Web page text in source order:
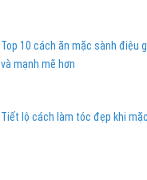
Top 10 cách ăn mặc sành điệu
và mạnh mẽ hơn
Tiết lộ cách làm tóc đẹp khi